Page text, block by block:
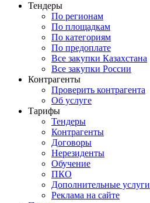
Тендеры
По регионам
По площадкам
По категориям
По предоплате
Все закупки Казахстана
Все закупки России
Контрагенты
Проверить контрагента
Об услуге
Тарифы
Тендеры
Контрагенты
Договоры
Нерезиденты
Обучение
ПКО
Дополнительные услуги
Реклама на сайте